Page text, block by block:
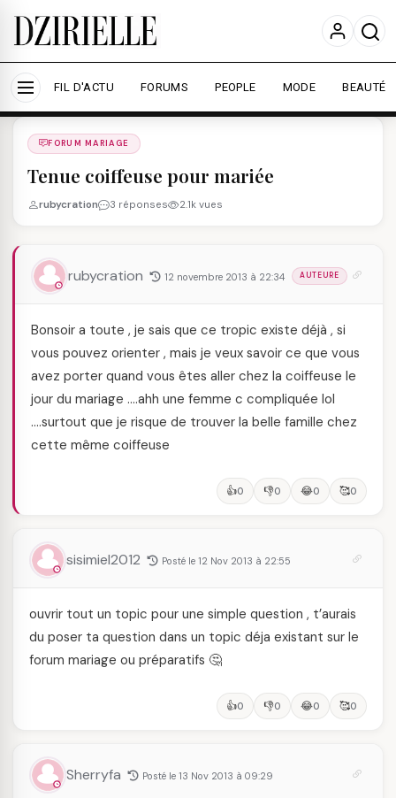
Nous utilisons des cookies pour améliorer votre
expérience et mesurer l'audience.
En savoir plus
Accepter tout Personnaliser
FIL D'ACTU FORUMS PEOPLE MODE BEAUTÉ
Forums
FORUM MARIAGE
Tenue coiffeuse pour mariée
rubycration 3 réponses 2.1k vues
rubycration 12 novembre 2013 à 22:34 AUTEURE
Bonsoir a toute , je sais que ce tropic existe déjà , si
vous pouvez orienter , mais je veux savoir ce que vous
avez porter quand vous êtes aller chez la coiffeuse le
jour du mariage ….ahh une femme c compliquée lol
….surtout que je risque de trouver la belle famille chez
cette même coiffeuse
👍0 👎0 😂0 🥰0
sisimiel2012 Posté le 12 Nov 2013 à 22:55
ouvrir tout un topic pour une simple question , t’aurais
du poser ta question dans un topic déja existant sur le
forum mariage ou préparatifs 🤔
👍0 👎0 😂0 🥰0
Sherryfa Posté le 13 Nov 2013 à 09:29